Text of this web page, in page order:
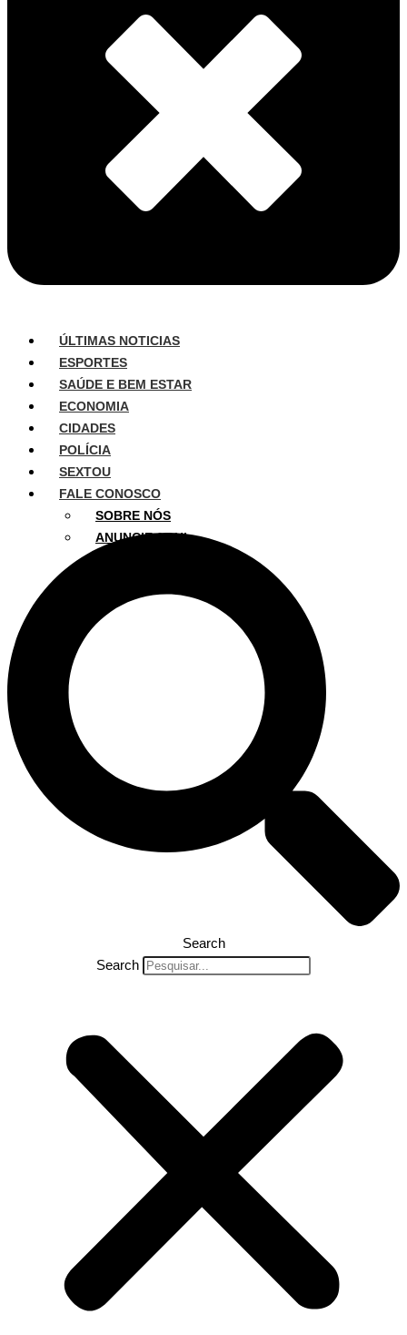
ÚLTIMAS NOTICIAS
ESPORTES
SAÚDE E BEM ESTAR
ECONOMIA
CIDADES
POLÍCIA
SEXTOU
FALE CONOSCO
SOBRE NÓS
ANUNCIE AQUI
Search
Search